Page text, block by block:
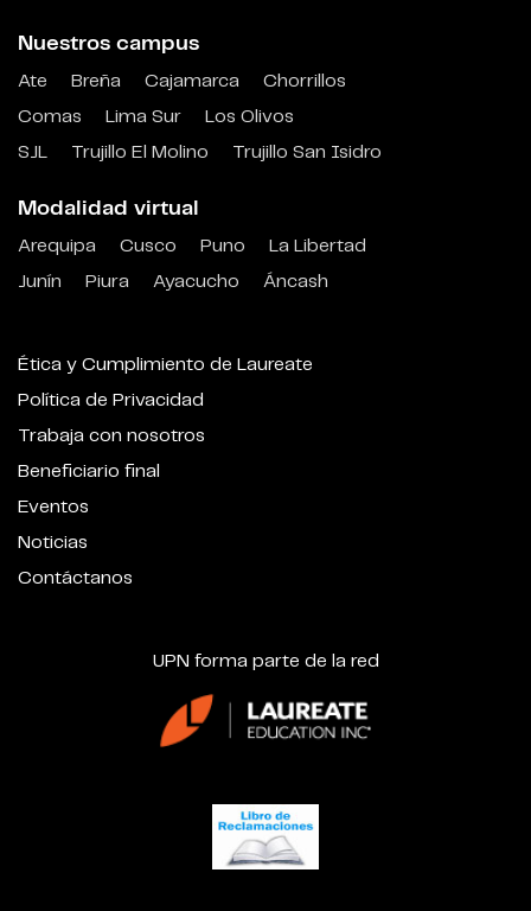
Nuestros campus
Ate Breña Cajamarca
Chorrillos
Comas
Lima Sur
Los Olivos
SJL
Trujillo El Molino Trujillo San Isidro
Modalidad virtual
Arequipa Cusco Puno
La Libertad
Junín
Piura Ayacucho Áncash
Ética y Cumplimiento de Laureate
Política de Privacidad
Trabaja con nosotros
Beneficiario final
Eventos
Noticias
Contáctanos
UPN forma parte de la red